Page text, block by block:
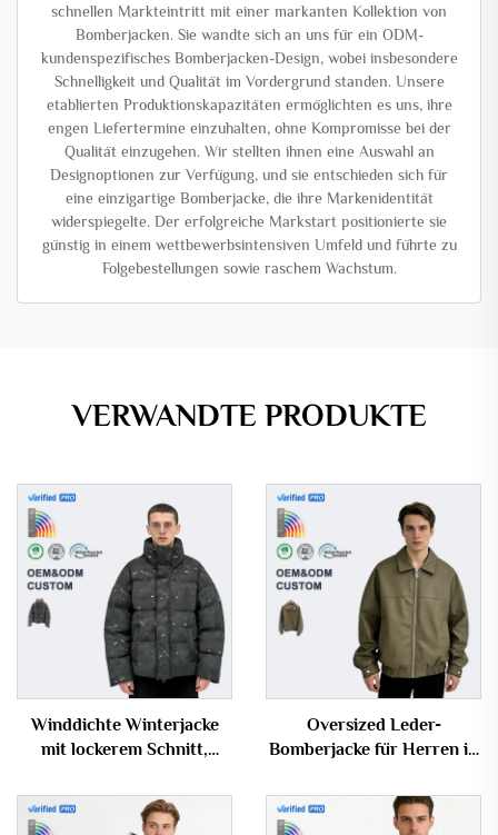
schnellen Markteintritt mit einer markanten Kollektion von
Bomberjacken. Sie wandte sich an uns für ein ODM-
kundenspezifisches Bomberjacken-Design, wobei insbesondere
Schnelligkeit und Qualität im Vordergrund standen. Unsere
etablierten Produktionskapazitäten ermöglichten es uns, ihre
engen Liefertermine einzuhalten, ohne Kompromisse bei der
Qualität einzugehen. Wir stellten ihnen eine Auswahl an
Designoptionen zur Verfügung, und sie entschieden sich für
eine einzigartige Bomberjacke, die ihre Markenidentität
widerspiegelte. Der erfolgreiche Markstart positionierte sie
günstig in einem wettbewerbsintensiven Umfeld und führte zu
Folgebestellungen sowie raschem Wachstum.
VERWANDTE PRODUKTE
Winddichte Winterjacke
mit lockerem Schnitt,
möglich, Burn-Out-
Pufferjacke
Oversized Leder-
Bomberjacke für Herren in
elastischem Saum